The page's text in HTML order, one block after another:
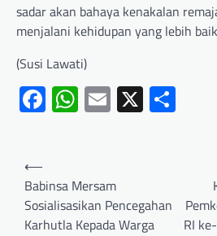
sadar akan bahaya kenakalan
menjalani kehidupan yang lebih
(Susi Lawati)
Facebook
WhatsApp
Email
X
⟵
Babinsa Mersam
Sosialisasikan Pencegahan
Karhutla Kepada Warga
RI